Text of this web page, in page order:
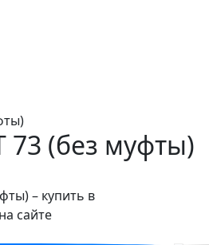
73 (без муфты)